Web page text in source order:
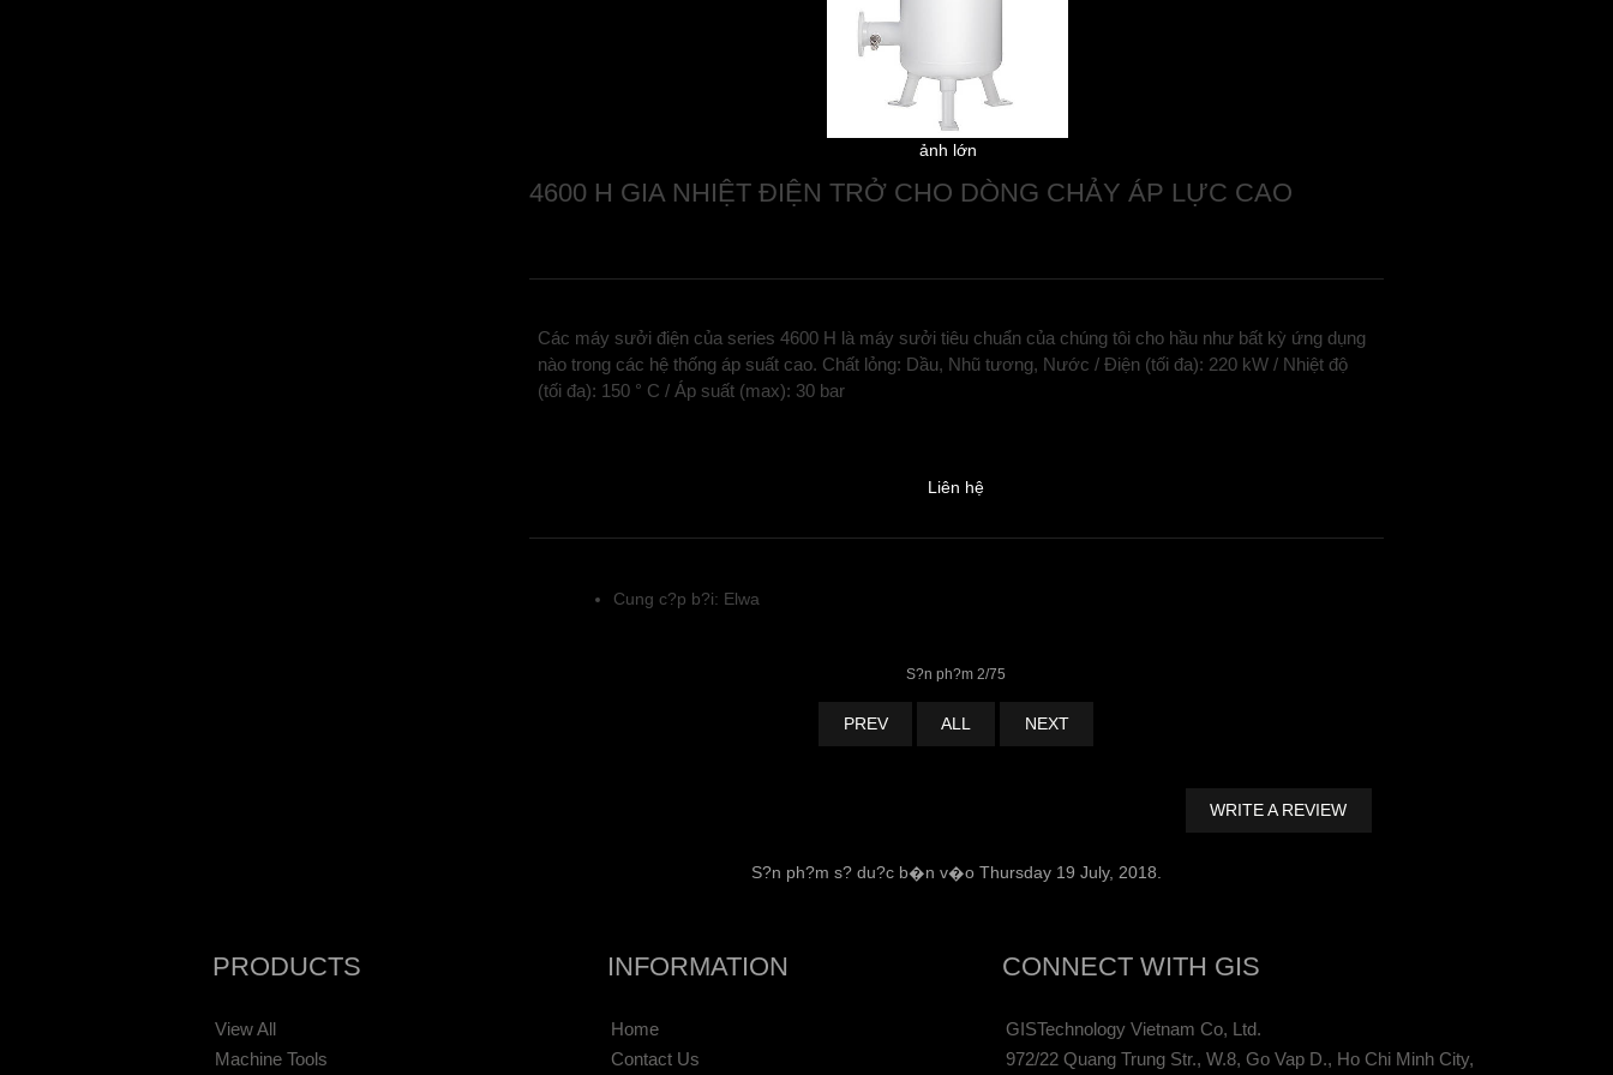
ảnh lớn
4600 H GIA NHIỆT ĐIỆN TRỞ CHO DÒNG CHẢY ÁP LỰC CAO
Các máy sưởi điện của series 4600 H là máy sưởi tiêu chuẩn của chúng tôi cho hầu như bất kỳ ứng dụng
nào trong các hệ thống áp suất cao. Chất lỏng: Dầu, Nhũ tương, Nước / Điện (tối đa): 220 kW / Nhiệt độ
(tối đa): 150 ° C / Áp suất (max): 30 bar
Liên hệ
Cung c?p b?i: Elwa
S?n ph?m 2/75
PREV ALL NEXT
WRITE A REVIEW
S?n ph?m s? du?c b�n v�o Thursday 19 July, 2018.
PRODUCTS
View All
Machine Tools
INFORMATION
Home
Contact Us
CONNECT WITH GIS
GISTechnology Vietnam Co, Ltd.
972/22 Quang Trung Str., W.8, Go Vap D., Ho Chi Minh City,